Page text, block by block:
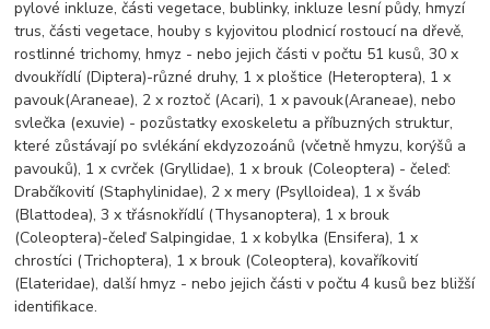
pylové inkluze, části vegetace, bublinky, inkluze lesní půdy, hmyzí
trus, části vegetace, houby s kyjovitou plodnicí rostoucí na dřevě,
rostlinné trichomy, hmyz - nebo jejich části v počtu 51 kusů, 30 x
dvoukřídlí (Diptera)-různé druhy, 1 x ploštice (Heteroptera), 1 x
pavouk(Araneae), 2 x roztoč (Acari), 1 x pavouk(Araneae), nebo
svlečka (exuvie) - pozůstatky exoskeletu a příbuzných struktur,
které zůstávají po svlékání ekdyzozoánů (včetně hmyzu, korýšů a
pavouků), 1 x cvrček (Gryllidae), 1 x brouk (Coleoptera) - čeleď:
Drabčíkovití (Staphylinidae), 2 x mery (Psylloidea), 1 x šváb
(Blattodea), 3 x třásnokřídlí (Thysanoptera), 1 x brouk
(Coleoptera)-čeleď Salpingidae, 1 x kobylka (Ensifera), 1 x
chrostíci (Trichoptera), 1 x brouk (Coleoptera), kovaříkovití
(Elateridae), další hmyz - nebo jejich části v počtu 4 kusů bez bližší
identifikace.